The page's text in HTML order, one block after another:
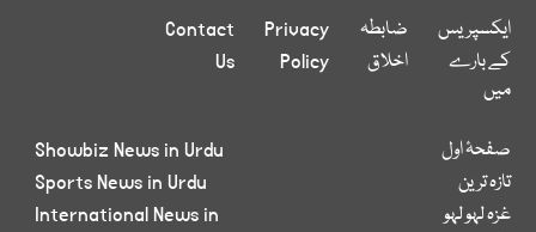
ایکسپریس
کے بارے
میں
ضابطہ
اخلاق
Privacy
Policy
Contact
Us
صفحۂ اول
تازہ ترین
غزہ لہو لہو
Showbiz News in Urdu
Sports News in Urdu
International News in